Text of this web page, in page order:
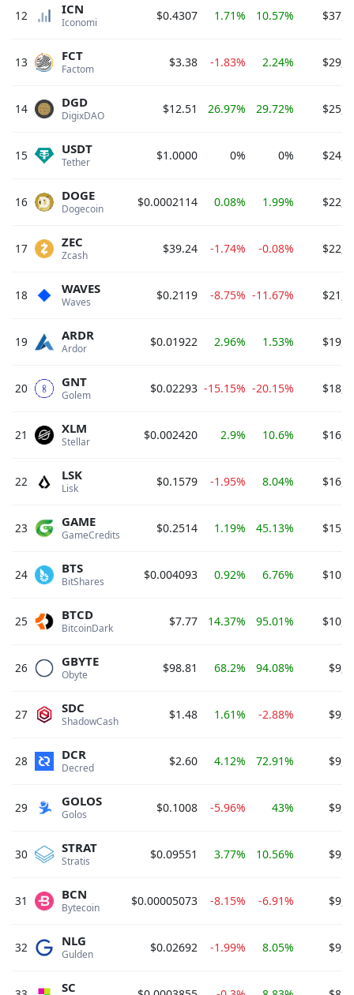
12 Iconomi
ICN $0.4307 1.71% 10.57%
13 Factom
FCT $3.38 -1.83% 2.24%
14 DigixDAO
DGD $12.51 26.97% 29.72%
15 Tether
USDT $1.0000 0% 0%
16 Dogecoin
DOGE $0.0002114 0.08% 1.99%
17 Zcash
ZEC $39.24 -1.74% -0.08%
18 Waves
WAVES $0.2119 -8.75% -11.67%
19 Ardor
ARDR $0.01922 2.96% 1.53%
20 Golem
GNT $0.02293 -15.15% -20.15%
21 Stellar
XLM $0.002420 2.9% 10.6%
22 Lisk
LSK $0.1579 -1.95% 8.04%
23 GameCredits
GAME $0.2514 1.19% 45.13%
24 BitShares
BTS $0.004093 0.92% 6.76%
25 BitcoinDark
BTCD $7.77 14.37% 95.01%
26 Obyte
GBYTE $98.81 68.2% 94.08%
27 ShadowCash
SDC $1.48 1.61% -2.88%
28 Decred
DCR $2.60 4.12% 72.91%
29 Golos
GOLOS $0.1008 -5.96% 43%
30 Stratis
STRAT $0.09551 3.77% 10.56%
31 Bytecoin
BCN $0.00005073 -8.15% -6.91%
32 Gulden
NLG $0.02692 -1.99% 8.05%
SC